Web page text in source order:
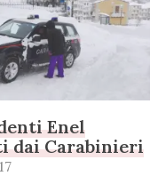
Enel
dai Carabinieri